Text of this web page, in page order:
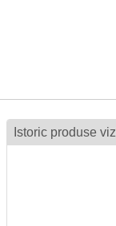
Istoric produse